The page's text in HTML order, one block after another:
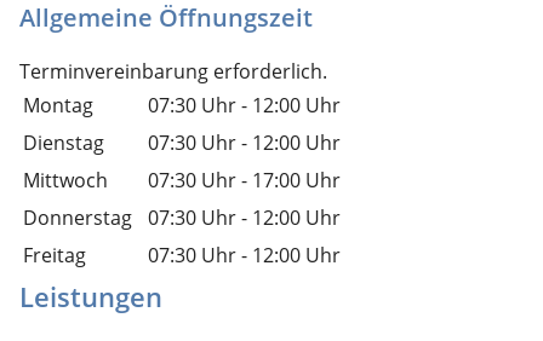
Allgemeine Öffnungszeit
Terminvereinbarung erforderlich.
Montag
07:30 Uhr- 12:00 Uhr
Dienstag
07:30 Uhr- 12:00 Uhr
Mittwoch
07:30 Uhr- 17:00 Uhr
Donnerstag 07:30 Uhr- 12:00 Uhr
Freitag
07:30 Uhr- 12:00 Uhr
Leistungen